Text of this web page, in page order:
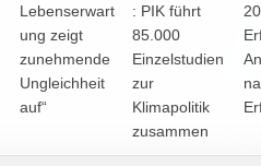
Lebenserwart
ung zeigt
zunehmende
Ungleichheit
auf“
: PIK führt
85.000
Einzelstudien
zur
Klimapolitik
zusammen